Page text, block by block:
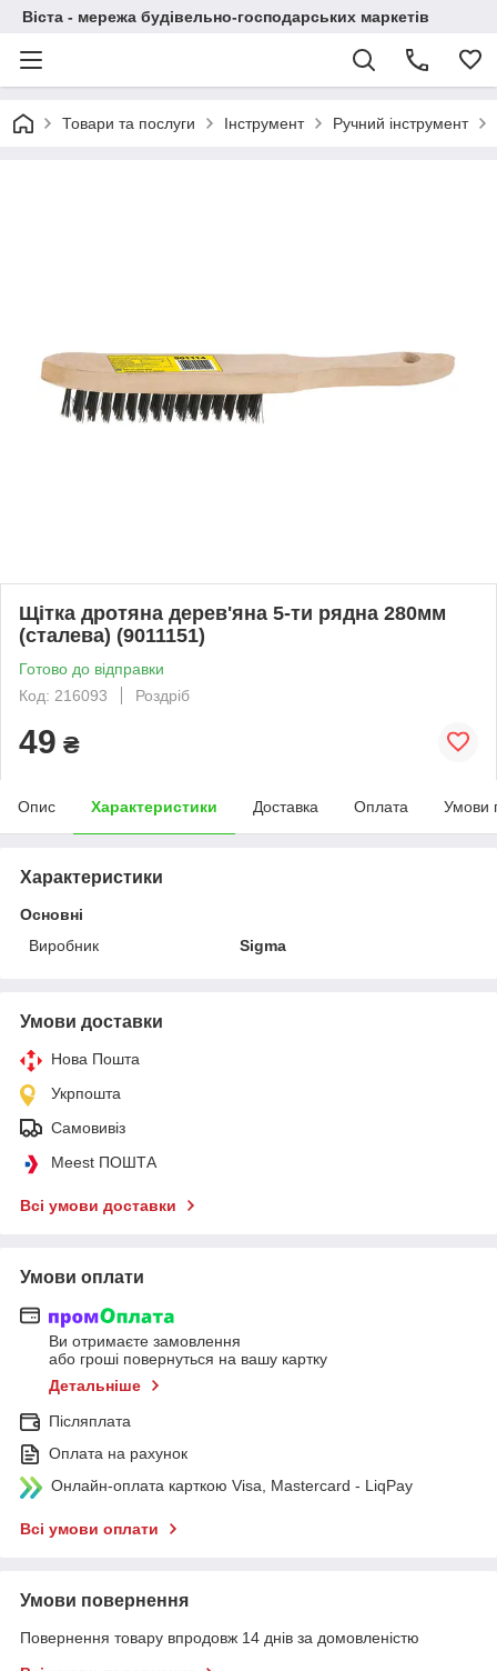
Віста - мережа будівельно-господарських маркетів
Товари та послуги Інструмент Ручний інструмент
Щітка дротяна дерев'яна 5-ти рядна 280мм
(сталева) (9011151)
Готово до відправки
Код: 216093
Роздріб
49 ₴
Опис Характеристики Доставка Оплата Умови
Характеристики
Основні
Виробник
Sigma
Умови доставки
Нова Пошта
Укрпошта
Самовивіз
Meest ПОШТА
Всі умови доставки
Умови оплати
Ви отримаєте замовлення
або гроші повернуться на вашу картку
Детальніше
Післяплата
Оплата на рахунок
Онлайн-оплата карткою Visa, Mastercard - LiqPay
Всі умови оплати
Умови повернення
Повернення товару впродовж 14 днів за домовленістю